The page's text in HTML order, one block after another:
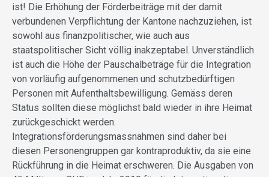
ist! Die Erhöhung der Förderbeiträge mit der damit
verbundenen Verpflichtung der Kantone nachzuziehen, ist
sowohl aus finanzpolitischer, wie auch aus
staatspolitischer Sicht völlig inakzeptabel. Unverständlich
ist auch die Höhe der Pauschalbeträge für die Integration
von vorläufig aufgenommenen und schutzbedürftigen
Personen mit Aufenthaltsbewilligung. Gemäss deren
Status sollten diese möglichst bald wieder in ihre Heimat
zurückgeschickt werden.
Integrationsförderungsmassnahmen sind daher bei
diesen Personengruppen gar kontraproduktiv, da sie eine
Rückführung in die Heimat erschweren. Die Ausgaben von